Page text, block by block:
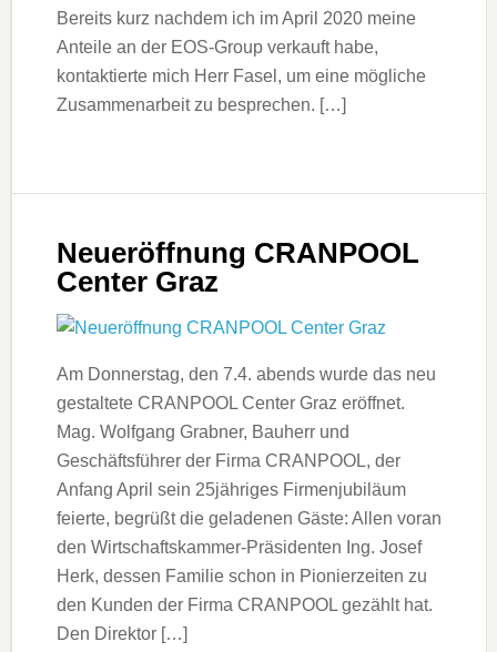
Bereits kurz nachdem ich im April 2020 meine
Anteile an der EOS-Group verkauft habe,
kontaktierte mich Herr Fasel, um eine mögliche
Zusammenarbeit zu besprechen. […]
Neueröffnung CRANPOOL
Center Graz
Am Donnerstag, den 7.4. abends wurde das neu
gestaltete CRANPOOL Center Graz eröffnet.
Mag. Wolfgang Grabner, Bauherr und
Geschäftsführer der Firma CRANPOOL, der
Anfang April sein 25jähriges Firmenjubiläum
feierte, begrüßt die geladenen Gäste: Allen voran
den Wirtschaftskammer-Präsidenten Ing. Josef
Herk, dessen Familie schon in Pionierzeiten zu
den Kunden der Firma CRANPOOL gezählt hat.
Den Direktor […]